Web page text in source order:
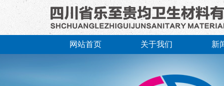
网站首页 关于我们 新